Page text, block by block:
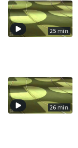
25 min
26 min